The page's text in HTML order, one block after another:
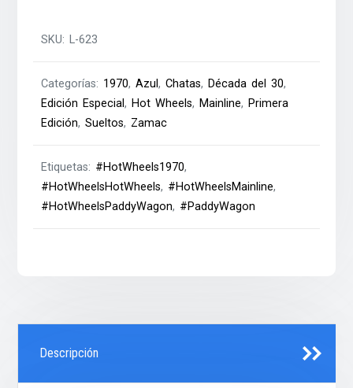
SKU: L-623
Categorías: 1970,Azul,Chatas, Década del 30,
Edición Especial, Hot Wheels, Mainline, Primera
Edición,Sueltos, Zamac
Etiquetas: #HotWheels1970,
#HotWheelsHotWheels, #HotWheelsMainline,
#HotWheelsPaddyWagon, #PaddyWagon
Descripción